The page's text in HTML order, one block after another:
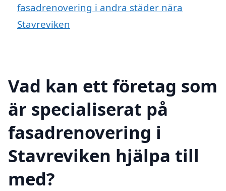
fasadrenovering i andra städer nära
Stavreviken
Vad kan ett företag som
är specialiserat på
fasadrenovering i
Stavreviken hjälpa till
med?